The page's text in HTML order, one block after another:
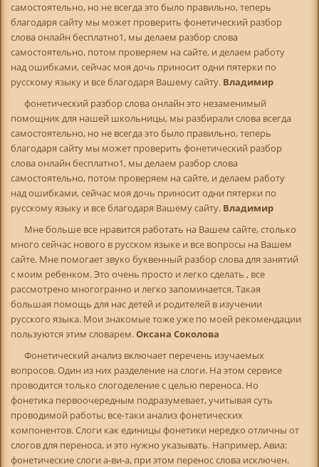
самостоятельно, но не всегда это было правильно, теперь
благодаря сайту мы может проверить фонетический разбор
слова онлайн бесплатно1, мы делаем разбор слова
самостоятельно, потом проверяем на сайте, и делаем работу
над ошибками, сейчас моя дочь приносит одни пятерки по
русскому языку и все благодаря Вашему сайту. Владимир
фонетический разбор слова онлайн это незаменимый
помощник для нашей школьницы, мы разбирали слова всегда
самостоятельно, но не всегда это было правильно, теперь
благодаря сайту мы может проверить фонетический разбор
слова онлайн бесплатно1, мы делаем разбор слова
самостоятельно, потом проверяем на сайте, и делаем работу
над ошибками, сейчас моя дочь приносит одни пятерки по
русскому языку и все благодаря Вашему сайту. Владимир
Мне больше все нравится работать на Вашем сайте, столько
много сейчас нового в русском языке и все вопросы на Вашем
сайте. Мне помогает звуко буквенный разбор слова для занятий
с моим ребенком. Это очень просто и легко сделать , все
рассмотрено многогранно и легко запоминается. Такая
большая помощь для нас детей и родителей в изучении
русского языка. Мои знакомые тоже уже по моей рекомендации
пользуются этим словарем.Оксана Соколова
Фонетический анализ включает перечень изучаемых
вопросов. Один из них разделение на слоги. На этом сервисе
проводится только слогоделение с целью переноса. Но
фонетика первоочередным подразумевает, учитывая суть
проводимой работы, все-таки анализ фонетических
компонентов. Слоги как единицы фонетики нередко отличны от
слогов для переноса, и это нужно указывать. Например, Авиа:
фонетические слоги а-ви-а, при этом перенос слова исключен.